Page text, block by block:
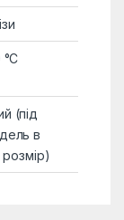
(під
в
розмір)